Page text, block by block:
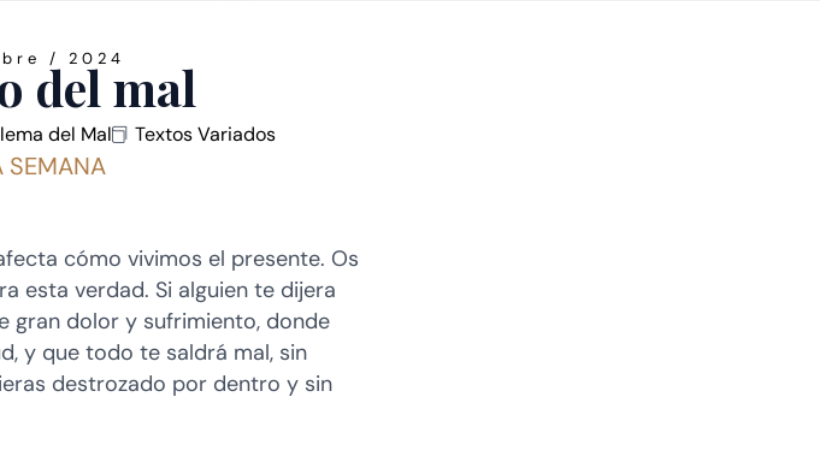
/ 2024
del mal
del Mal Textos Variados
SEMANA
cómo vivimos el presente. Os
esta verdad. Si alguien te dijera
gran dolor y sufrimiento, donde
y que todo te saldrá mal, sin
destrozado por dentro y sin